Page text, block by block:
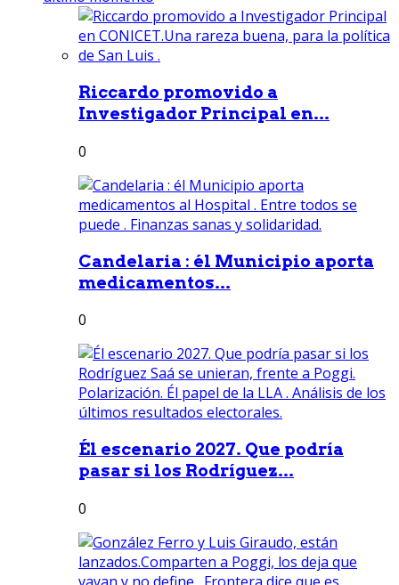
Riccardo promovido a
Investigador Principal en...
0
Candelaria : él Municipio aporta
medicamentos...
0
Él escenario 2027. Que podría
pasar si los Rodríguez...
0